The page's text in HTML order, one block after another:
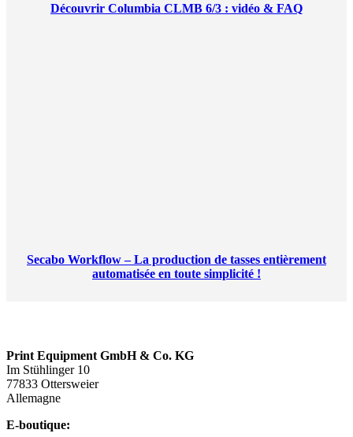
Découvrir Columbia CLMB 6/3 : vidéo & FAQ
Secabo Workflow – La production de tasses entièrement
automatisée en toute simplicité !
Print Equipment GmbH & Co. KG
Im Stühlinger 10
77833 Ottersweier
Allemagne
E-boutique: